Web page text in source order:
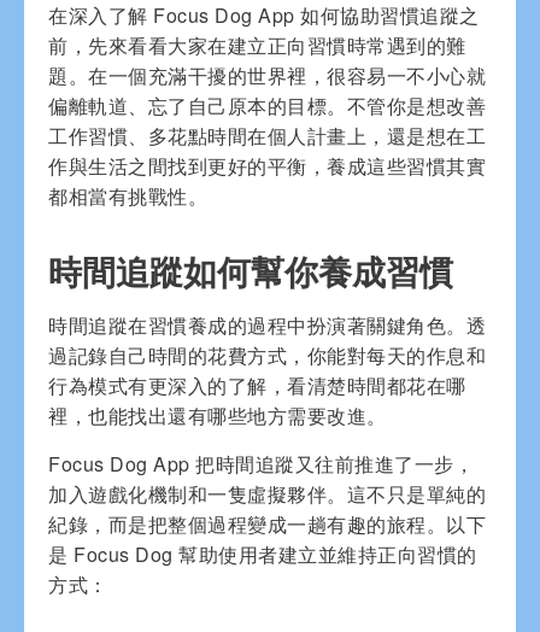
在深入了解 Focus Dog App 如何協助習慣追蹤之
前，先來看看大家在建立正向習慣時常遇到的難
題。在一個充滿干擾的世界裡，很容易一不小心就
偏離軌道、忘了自己原本的目標。不管你是想改善
工作習慣、多花點時間在個人計畫上，還是想在工
作與生活之間找到更好的平衡，養成這些習慣其實
都相當有挑戰性。
時間追蹤如何幫你養成習慣
時間追蹤在習慣養成的過程中扮演著關鍵角色。透
過記錄自己時間的花費方式，你能對每天的作息和
行為模式有更深入的了解，看清楚時間都花在哪
裡，也能找出還有哪些地方需要改進。
Focus Dog App 把時間追蹤又往前推進了一步，
加入遊戲化機制和一隻虛擬夥伴。這不只是單純的
紀錄，而是把整個過程變成一趟有趣的旅程。以下
是 Focus Dog 幫助使用者建立並維持正向習慣的
方式：